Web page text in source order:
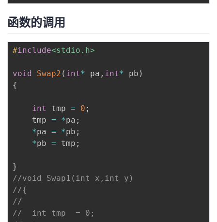
函数的调用
#include<stdio.h>
void Swap2 ( int* pa , int* pb )
{
int tmp = 0 ;
	tmp
= *pa ;
*pa = *pb ;
*pb = tmp ;
}
//void Swap1(int x,int y)
//{
//
//	int tmp  = 0;